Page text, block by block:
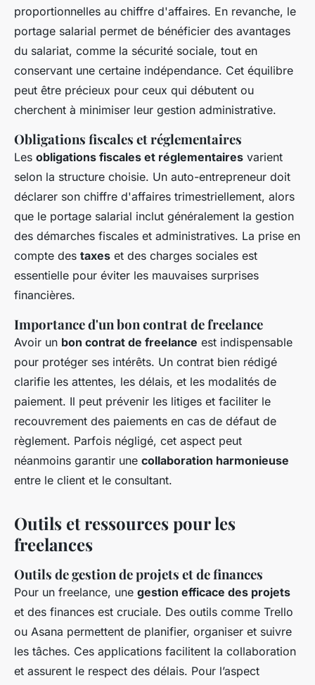
proportionnelles au chiffre d'affaires. En revanche, le
portage salarial permet de bénéficier des avantages
du salariat, comme la sécurité sociale, tout en
conservant une certaine indépendance. Cet équilibre
peut être précieux pour ceux qui débutent ou
cherchent à minimiser leur gestion administrative.
Obligations fiscales et réglementaires
Les obligations fiscales et réglementaires varient
selon la structure choisie. Un auto-entrepreneur doit
déclarer son chiffre d'affaires trimestriellement, alors
que le portage salarial inclut généralement la gestion
des démarches fiscales et administratives. La prise en
compte des taxes et des charges sociales est
essentielle pour éviter les mauvaises surprises
financières.
Importance d'un bon contrat de freelance
Avoir un bon contrat de freelance est indispensable
pour protéger ses intérêts. Un contrat bien rédigé
clarifie les attentes, les délais, et les modalités de
paiement. Il peut prévenir les litiges et faciliter le
recouvrement des paiements en cas de défaut de
règlement. Parfois négligé, cet aspect peut
néanmoins garantir une collaboration harmonieuse
entre le client et le consultant.
Outils et ressources pour les
freelances
Outils de gestion de projets et de finances
Pour un freelance, une gestion efficace des projets
et des finances est cruciale. Des outils comme Trello
ou Asana permettent de planifier, organiser et suivre
les tâches. Ces applications facilitent la collaboration
et assurent le respect des délais. Pour l’aspect